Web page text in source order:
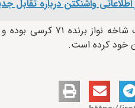
واشنگتن درباره تقابل
در مقابل حزب مسلم